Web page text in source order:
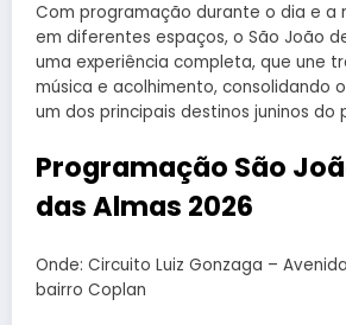
Com programação durante o dia e a
em diferentes espaços, o São João
uma experiência completa, que une
música e acolhimento, consolidando
um dos principais destinos juninos do
Programação São
das Almas 2026
Onde: Circuito Luiz Gonzaga –
bairro Coplan